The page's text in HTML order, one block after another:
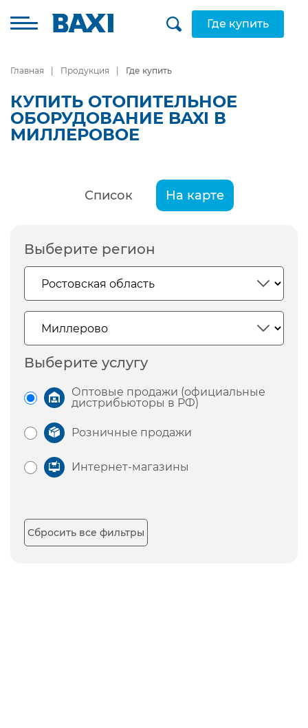
Где купить
Главная Продукция Где купить
КУПИТЬ ОТОПИТЕЛЬНОЕ
ОБОРУДОВАНИЕ BAXI В
МИЛЛЕРОВОЕ
Список На карте
Выберите регион
Выберите услугу
Оптовые продажи (официальные
дистрибьюторы в РФ)
Розничные продажи
Интернет-магазины
Сбросить все фильтры